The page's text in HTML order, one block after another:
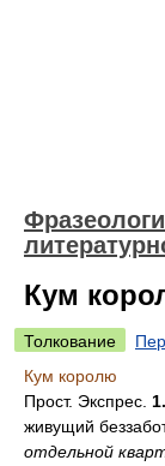
Кум
Толкование
Кум королю
Прост. Экспрес. 1.
живущий
отдельной